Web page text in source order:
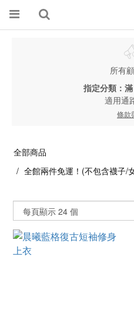
所有
指定分類：
適用通
條款
全部商品
全館兩件免運！(不包含襪子/